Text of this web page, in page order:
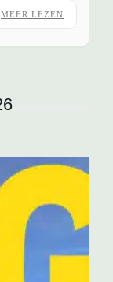
MEER LEZEN